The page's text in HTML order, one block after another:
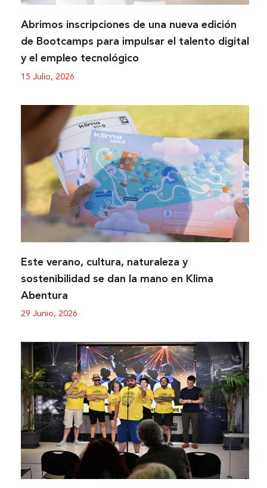
Abrimos inscripciones de una nueva edición
de Bootcamps para impulsar el talento digital
y el empleo tecnológico
15 Julio, 2026
Este verano, cultura, naturaleza y
sostenibilidad se dan la mano en Klima
Abentura
29 Junio, 2026